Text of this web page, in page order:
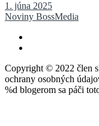
1. júna 2025
Noviny BossMedia
Copyright © 2022 člen
ochrany osobných
%d blogerom sa páči